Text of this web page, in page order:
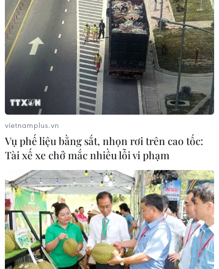
vietnamplus.vn
Vụ phế liệu bằng sắt, nhọn rơi trên cao tốc:
Tài xế xe chở mắc nhiều lỗi vi phạm